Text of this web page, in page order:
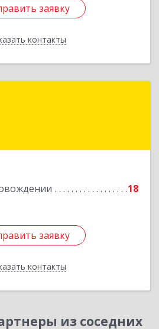
заявку
контакты
заявку
Назад
18
заявку
контакты
край, Кисловодск г,
заявку
Назад
из соседних